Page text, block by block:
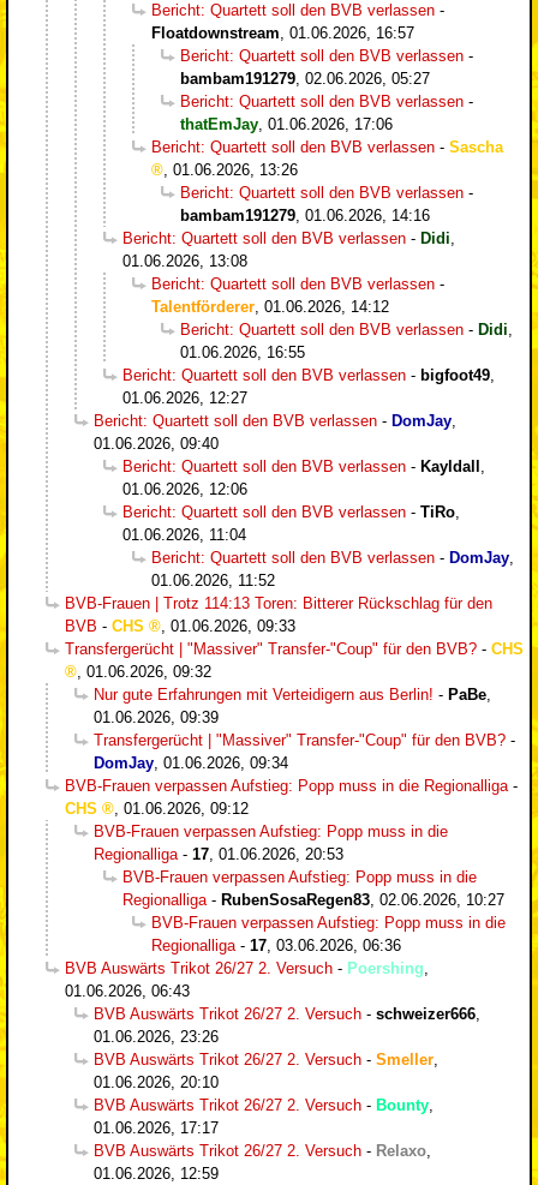
Bericht: Quartett soll den BVB verlassen -
Floatdownstream, 01.06.2026, 16:57
Bericht: Quartett soll den BVB verlassen -
bambam191279, 02.06.2026, 05:27
Bericht: Quartett soll den BVB verlassen -
thatEmJay, 01.06.2026, 17:06
Bericht: Quartett soll den BVB verlassen - Sascha
, 01.06.2026, 13:26
Bericht: Quartett soll den BVB verlassen -
bambam191279, 01.06.2026, 14:16
Bericht: Quartett soll den BVB verlassen - Didi,
01.06.2026, 13:08
Bericht: Quartett soll den BVB verlassen -
Talentförderer, 01.06.2026, 14:12
Bericht: Quartett soll den BVB verlassen - Didi,
01.06.2026, 16:55
Bericht: Quartett soll den BVB verlassen - bigfoot49,
01.06.2026, 12:27
Bericht: Quartett soll den BVB verlassen - DomJay,
01.06.2026, 09:40
Bericht: Quartett soll den BVB verlassen - Kayldall ,
01.06.2026, 12:06
Bericht: Quartett soll den BVB verlassen - TiRo,
01.06.2026, 11:04
Bericht: Quartett soll den BVB verlassen - DomJay,
01.06.2026, 11:52
BVB-Frauen | Trotz 114:13 Toren: Bitterer Rückschlag für den
BVB - CHS , 01.06.2026, 09:33
Transfergerücht | "Massiver" Transfer-"Coup" für den BVB? - CHS
, 01.06.2026, 09:32
Nur gute Erfahrungen mit Verteidigern aus Berlin! - PaBe,
01.06.2026, 09:39
Transfergerücht | "Massiver" Transfer-"Coup" für den BVB? -
DomJay, 01.06.2026, 09:34
BVB-Frauen verpassen Aufstieg: Popp muss in die Regionalliga-
CHS
, 01.06.2026, 09:12
BVB-Frauen verpassen Aufstieg: Popp muss in die
Regionalliga- 17, 01.06.2026, 20:53
BVB-Frauen verpassen Aufstieg: Popp muss in die
Regionalliga- RubenSosaRegen83, 02.06.2026, 10:27
BVB-Frauen verpassen Aufstieg: Popp muss in die
Regionalliga- 17, 03.06.2026, 06:36
BVB Auswärts Trikot 26/27 2. Versuch - Poershing,
01.06.2026, 06:43
BVB Auswärts Trikot 26/27 2. Versuch - schweizer666,
01.06.2026, 23:26
BVB Auswärts Trikot 26/27 2. Versuch - Smeller,
01.06.2026, 20:10
BVB Auswärts Trikot 26/27 2. Versuch - Bounty,
01.06.2026, 17:17
BVB Auswärts Trikot 26/27 2. Versuch - Relaxo,
01.06.2026, 12:59